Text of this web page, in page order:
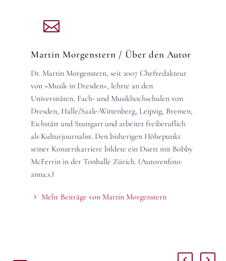
Martin Morgenstern / Über den Autor
Dr. Martin Morgenstern, seit 2007 Chefredakteur
von »Musik in Dresden«, lehrte an den
Universitäten, Fach- und Musikhochschulen von
Dresden, Halle/Saale-Wittenberg, Leipzig, Bremen,
Eichstätt und Stuttgart und arbeitet freiberuflich
als Kulturjournalist. Den bisherigen Höhepunkt
seiner Konzertkarriere bildete ein Duett mit Bobby
McFerrin in der Tonhalle Zürich. (Autorenfoto:
anna.s.)
Mehr Beiträge von Martin Morgenstern